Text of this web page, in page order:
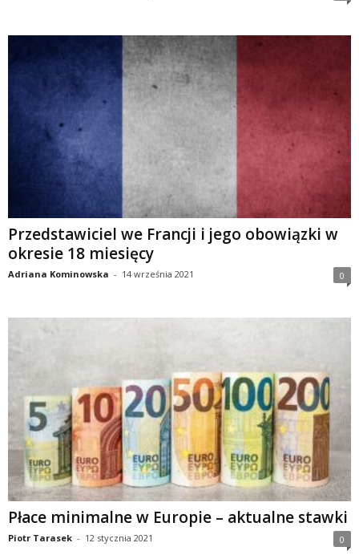
Przedstawiciel we Francji i jego obowiązki w
okresie 18 miesięcy
Adriana Kominowska - 14 września 2021 0
Płace minimalne w Europie – aktualne stawki
Piotr Tarasek - 12 stycznia 2021 0